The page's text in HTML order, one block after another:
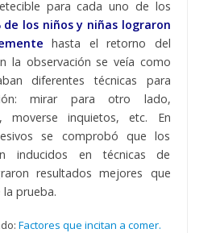
para cada uno de los
de los niños y niñas lograron
hasta el retorno del
la observación se veía como
diferentes técnicas para
mirar para otro lado,
moverse inquietos, etc. En
se comprobó que los
inducidos en técnicas de
resultados mejores que
prueba.
Factores que incitan a comer.